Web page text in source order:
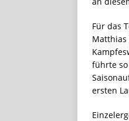
Für das
führte
ersten